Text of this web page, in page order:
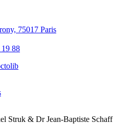
75017 Paris
88
Struk & Dr Jean-Baptiste Schaff